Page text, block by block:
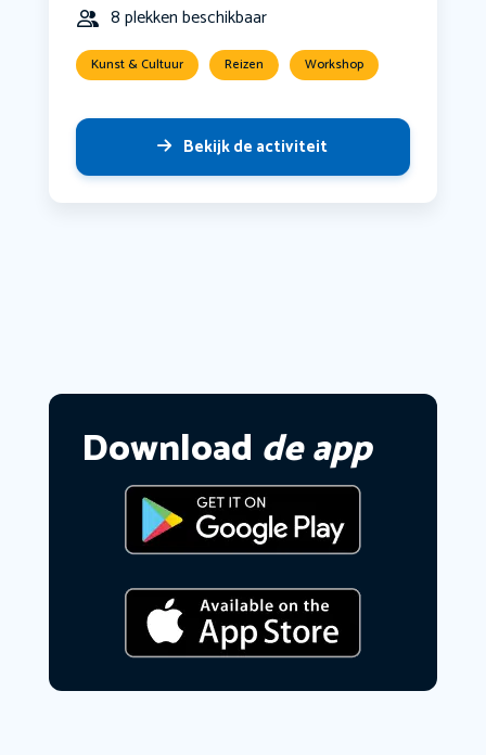
8 plekken beschikbaar
Kunst & Cultuur Reizen Workshop
Bekijk de activiteit
Download de app